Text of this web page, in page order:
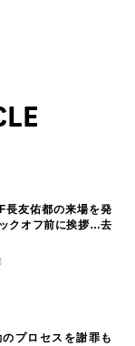
長友佑都の来場を発
クオフ前に挨拶…去
プロセスを謝罪も